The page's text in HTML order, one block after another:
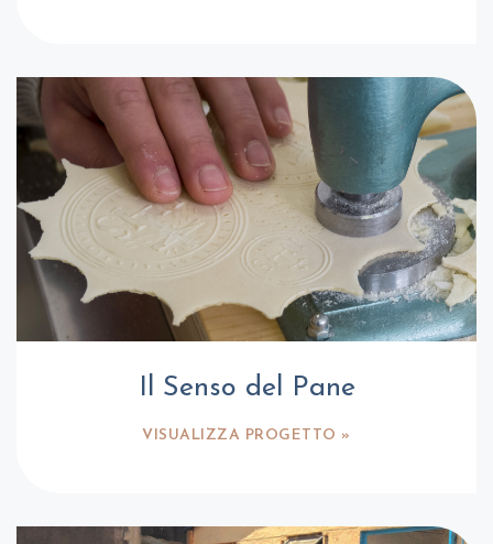
Il Senso del Pane
VISUALIZZA PROGETTO »